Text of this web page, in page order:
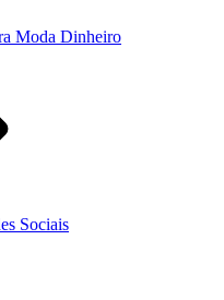
Moda Dinheiro
Sociais